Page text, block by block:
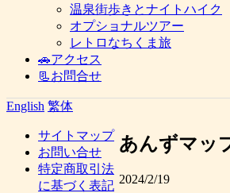
温泉街歩きとナイトハイク
オプショナルツアー
レトロなちくま旅
🚗アクセス
📃お問合せ
English 繁体
あんずマッ
2024/2/19
サイトマップ
お問い合せ
特定商取引法
に基づく表記